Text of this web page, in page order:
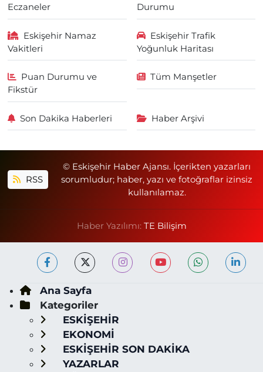
Eczaneler
Durumu
Eskişehir Namaz
Vakitleri
Eskişehir Trafik
Yoğunluk Haritası
Puan Durumu ve
Fikstür
Tüm Manşetler
Son Dakika Haberleri Haber Arşivi
RSS
© Eskişehir Haber Ajansı. İçerikten yazarları
sorumludur; haber, yazı ve fotoğraflar izinsiz
kullanılamaz.
Haber Yazılımı: TE Bilişim
Ana Sayfa
Kategoriler
ESKİŞEHİR
EKONOMİ
ESKİŞEHİR SON DAKİKA
YAZARLAR